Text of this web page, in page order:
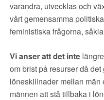
varandra, utvecklas och
vårt gemensamma
feministiska frågorna,
Vi anser att det inte
om brist på resurser då
löneskillnader mellan män
männen att stå tillbaka i